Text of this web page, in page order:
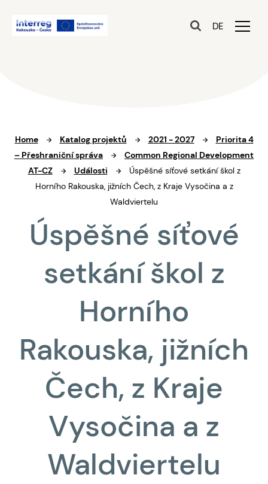
DE
Home Katalog projektů 2021 - 2027
Priorita 4
– Přeshraniční správa
Common Regional Development
AT-CZ
Události
Úspěšné síťové setkání škol z
Horního Rakouska, jižních Čech, z Kraje Vysočina a z
Waldviertelu
Úspěšné síťové
setkání škol z
Horního
Rakouska, jižních
Čech, z Kraje
Vysočina a z
Waldviertelu